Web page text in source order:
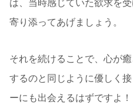
は、当時感じていた欲求を
寄り添ってあげましょう。
それを続けることで、心が
するのと同じように優しく
ーにも出会えるはずですよ！